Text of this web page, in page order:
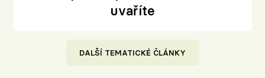
uvaříte
DALŠÍ TEMATICKÉ ČLÁNKY